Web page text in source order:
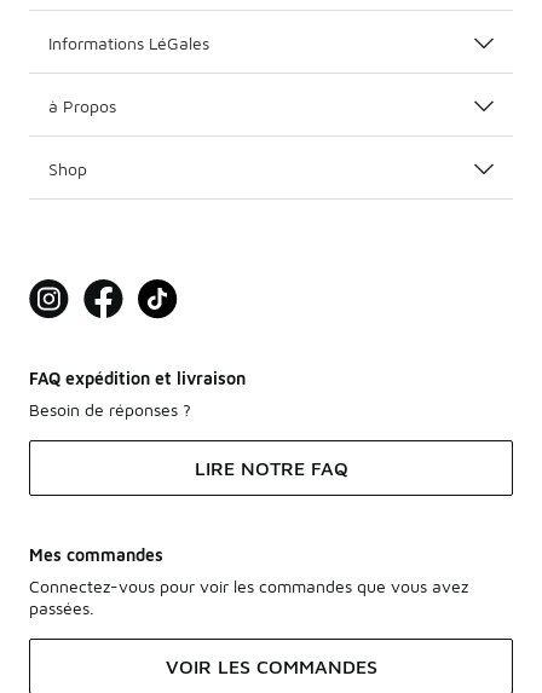
Informations LéGales
à Propos
Shop
FAQ expédition et livraison
Besoin de réponses ?
LIRE NOTRE FAQ
Mes commandes
Connectez-vous pour voir les commandes que vous avez
passées.
VOIR LES COMMANDES